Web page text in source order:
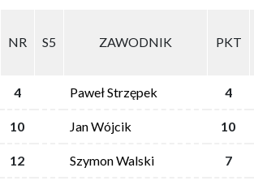
NR S5 ZAWODNIK PKT
4 Paweł Strzępek 4
10 Jan Wójcik 10
12 Szymon Walski 7